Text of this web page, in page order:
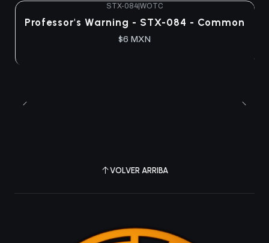
STX-084|WOTC
Professor's Warning - STX-084 - Common
$6 MXN
VOLVER ARRIBA